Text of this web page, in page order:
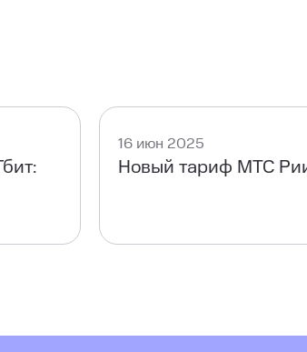
16 июн 2025
Новый тариф МТС